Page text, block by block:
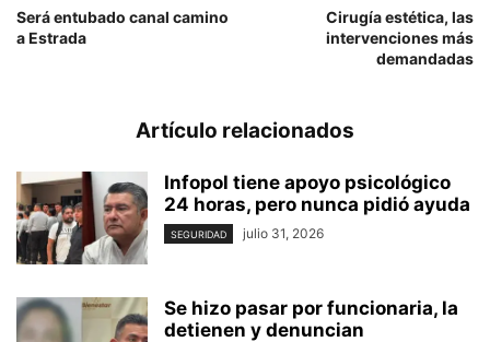
Será entubado canal camino
a Estrada
Cirugía estética, las
intervenciones más
demandadas
Artículo relacionados
Infopol tiene apoyo psicológico
24 horas, pero nunca pidió ayuda
SEGURIDAD julio 31, 2026
Se hizo pasar por funcionaria, la
detienen y denuncian